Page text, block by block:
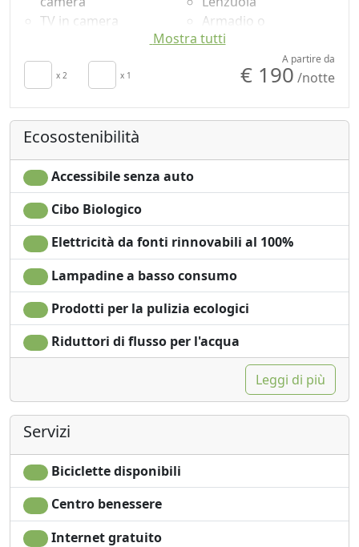
TV in camera
Angolo cottura
Frigobar acceso su
risparmio energetico
Asciugacapelli
Soggiorno
Terrazza
Armadio o
Guardaroba
Tavolo da pranzo
Doccia
no monodose
Mostra tutti
x 2 x 1
A partire da
€ 190 /notte
Ecosostenibilità
Accessibile senza auto
Cibo Biologico
Elettricità da fonti rinnovabili al 100%
Lampadine a basso consumo
Prodotti per la pulizia ecologici
Riduttori di flusso per l'acqua
Leggi di più
Servizi
Biciclette disponibili
Centro benessere
Internet gratuito